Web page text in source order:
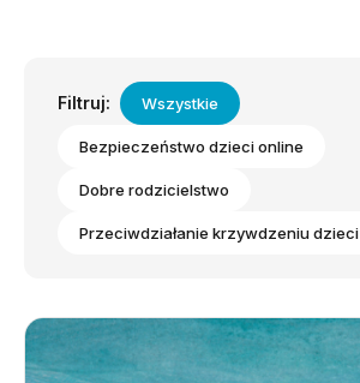
Filtruj: Wszystkie
Bezpieczeństwo dzieci online
Dobre rodzicielstwo
Przeciwdziałanie krzywdzeniu dzieci